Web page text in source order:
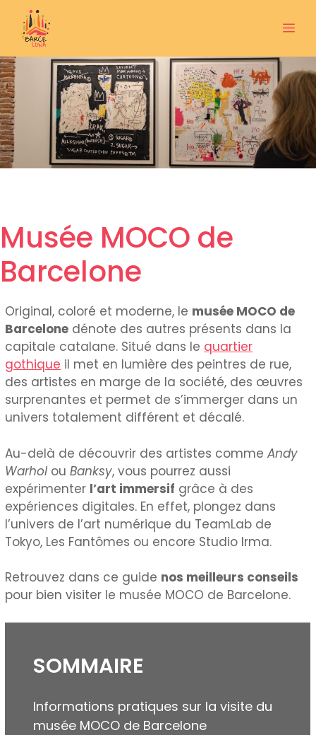
contenu
Musée MOCO de
Barcelone
Original, coloré et moderne, le musée MOCO de
Barcelone dénote des autres présents dans la
capitale catalane. Situé dans le quartier
gothique il met en lumière des peintres de rue,
des artistes en marge de la société, des œuvres
surprenantes et permet de s’immerger dans un
univers totalement différent et décalé.
Au-delà de découvrir des artistes commeAndy
Warhol ouBanksy, vous pourrez aussi
expérimenter l’art immersif grâce à des
expériences digitales. En effet, plongez dans
l’univers de l’art numérique du TeamLab de
Tokyo, Les Fantômes ou encore Studio Irma.
Retrouvez dans ce guide nos meilleurs conseils
pour bien visiter le musée MOCO de Barcelone.
SOMMAIRE
Informations pratiques sur la visite du
musée MOCO de Barcelone